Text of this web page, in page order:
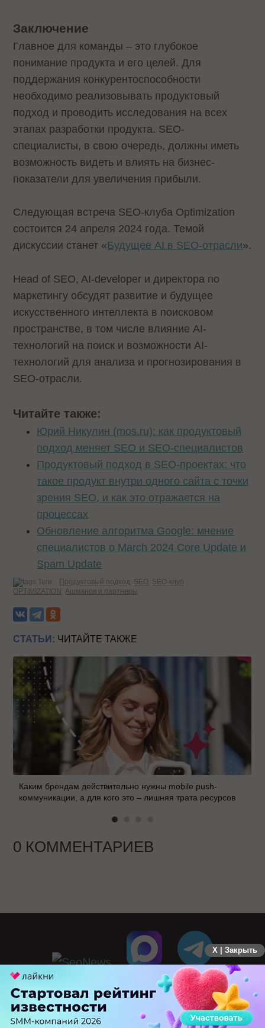
Заключение
Главное для команды – это глубокое
понимание продукта и его целей. Для
поддержания конкурентоспособности
необходимо реализовывать продуктовый
подход и проводить исследования на всех
этапах разработки продукта. SEO-
специалисты, в свою очередь, должны иметь
возможность видеть и влиять на бизнес-
показатели для увеличения прибыли.
Следующая встреча SEO-клуба Optimization
состоится 24 апреля 2024 года. Темой
дискуссии станет «Будущее AI в SEO-отрасли».
Head of SEO, AI-developer и директора по
маркетингу обсудят развитие и будущее
искусственного интеллекта в поисковом
пространстве, в том числе влияние AI-
технологий на поиск и возможности AI-
технологий для анализа и прогнозирования в
SEO-отрасли.
Читайте также:
Юрий Никулин (mos.ru): как продуктовый
подход меняет SEO и SEO-специалистов
Продуктовый подход в SEO-проектах: что
такое продукт внутри одного сайта с точки
зрения SEO, и как это отражается на
процессах
Обновление алгоритма Google: мнение
специалистов о March 2024 Core Update и
Spam Update
Теги: Продуктовый подход SEO SEO-клуб
OPTIMIZATION
Ашманов и партнеры
СТАТЬИ: ЧИТАЙТЕ ТАКЖЕ
Каким брендам действительно нужны mobile push-
коммуникации, а для кого это – лишняя трата ресурсов
0 КОММЕНТАРИЕВ
X | Закрыть
ПЕРЕЙТИ НА ПОЛНУЮ ВЕРСИЮ
© SEOnews.ru Все права защищены. 2026